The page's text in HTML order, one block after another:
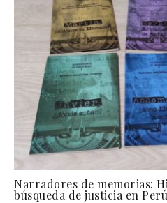
Narradores de memorias:
búsqueda de justicia en Perú